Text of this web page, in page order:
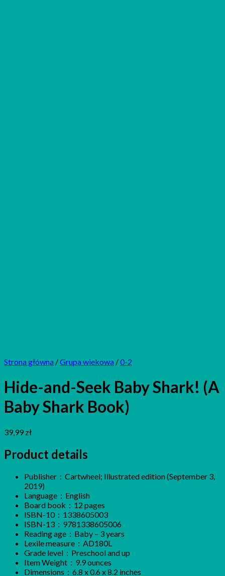
Strona główna /Grupa wiekowa /0-2
Hide-and-Seek Baby Shark! (A
Baby Shark Book)
39,99 zł
Product details
Publisher ‏ : ‎ Cartwheel; Illustrated edition (September 3,
2019)
Language ‏ : ‎ English
Board book ‏ : ‎ 12 pages
ISBN-10 ‏ : ‎ 1338605003
ISBN-13 ‏ : ‎ 9781338605006
Reading age ‏ : ‎ Baby – 3 years
Lexile measure ‏ : ‎ AD180L
Grade level ‏ : ‎ Preschool and up
Item Weight ‏ : ‎ 9.9 ounces
Dimensions ‏ : ‎ 6.8 x 0.6 x 8.2 inches